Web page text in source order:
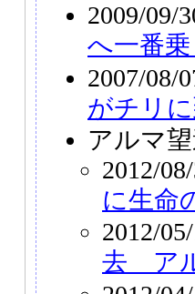
2009/09/
へ一番乗
2007/08/
がチリ
アルマ望
2012/
に生命
2012/
去 ア